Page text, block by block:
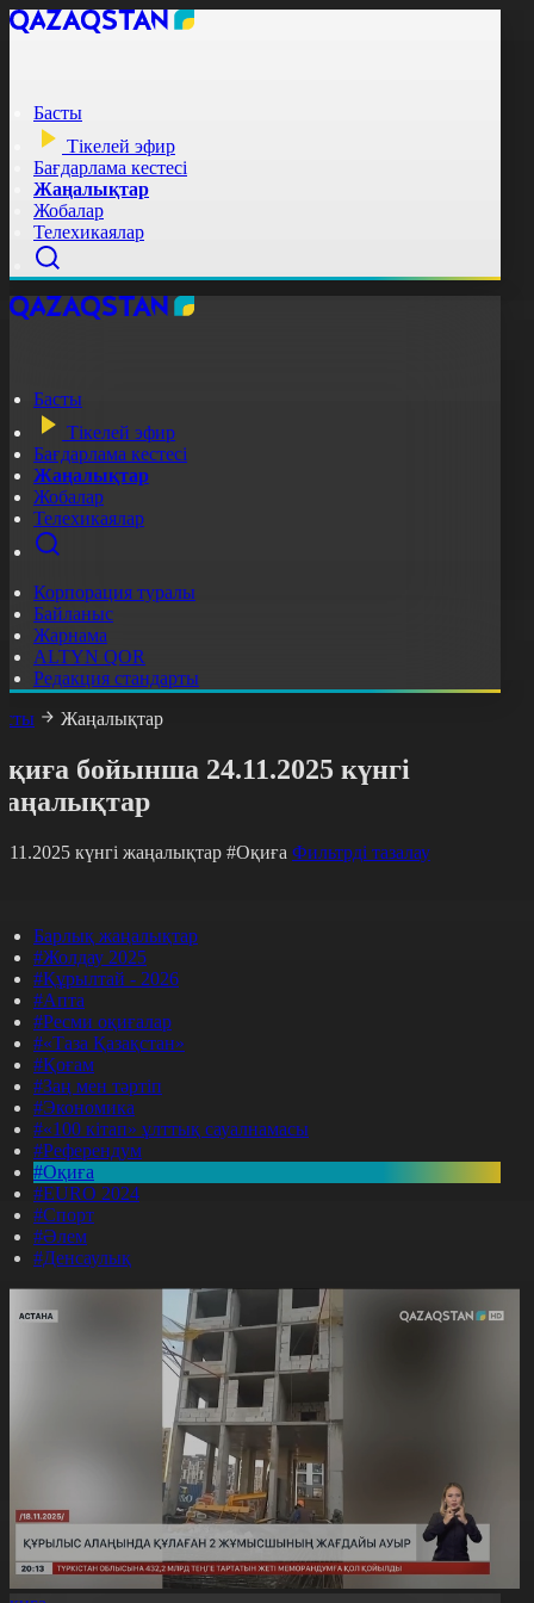
Басты
Тікелей эфир
Бағдарлама кестесі
Жаңалықтар
Жобалар
Телехикаялар
Басты
Тікелей эфир
Бағдарлама кестесі
Жаңалықтар
Жобалар
Телехикаялар
Корпорация туралы
Байланыс
Жарнама
ALTYN QOR
Редакция стандарты
Жаңалықтар
бойынша 24.11.2025 күнгі
күнгі жаңалықтар #Оқиға Фильтрді тазалау
Барлық жаңалықтар
#Жолдау 2025
#Құрылтай - 2026
#Апта
#Ресми оқиғалар
#«Таза Қазақстан»
#Қоғам
#Заң мен тәртіп
#Экономика
#«100 кітап» ұлттық сауалнамасы
#Референдум
#Оқиға
#EURO 2024
#Спорт
#Әлем
#Денсаулық